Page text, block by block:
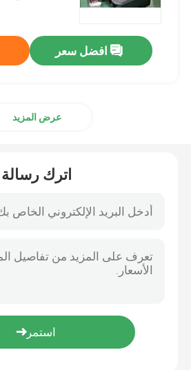
راديو تشويش بدون طيار
جهاز تشويش الطائرات العسكرية
قافلة قنبلة التشويش
جهاز تشويش الإشارة الخلوية
جهاز كشف الطائرات بدون طيار
جهاز تشويش إشارة الأقمار الصناعية
افضل سعر
عرض المزيد
اترك رسالة